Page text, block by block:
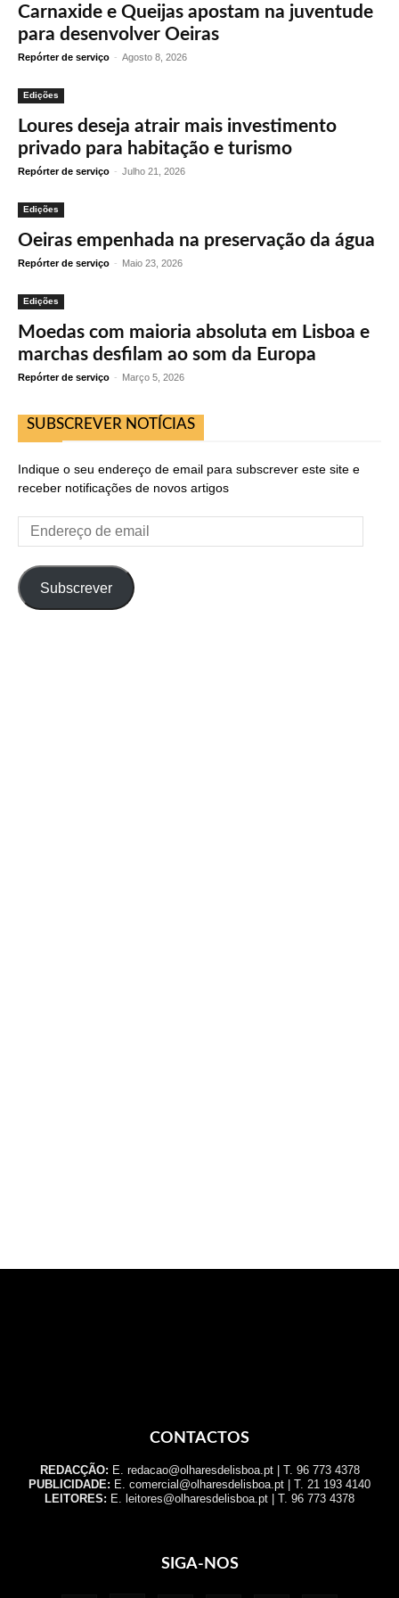
Carnaxide e Queijas apostam na juventude
para desenvolver Oeiras
Repórter de serviço - Agosto 8, 2026
Edições
Loures deseja atrair mais investimento
privado para habitação e turismo
Repórter de serviço - Julho 21, 2026
Edições
Oeiras empenhada na preservação da água
Repórter de serviço - Maio 23, 2026
Edições
Moedas com maioria absoluta em Lisboa e
marchas desfilam ao som da Europa
Repórter de serviço - Março 5, 2026
SUBSCREVER NOTÍCIAS
Indique o seu endereço de email para subscrever este site e
receber notificações de novos artigos
Endereço
de
email
Subscrever
CONTACTOS
REDACÇÃO: E. redacao@olharesdelisboa.pt | T. 96 773 4378
PUBLICIDADE: E. comercial@olharesdelisboa.pt | T. 21 193 4140
LEITORES: E. leitores@olharesdelisboa.pt | T. 96 773 4378
SIGA-NOS